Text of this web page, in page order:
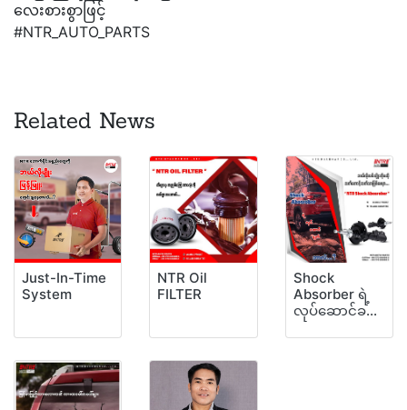
လေးစားစွာဖြင့်
#NTR_AUTO_PARTS
Related News
Just-In-Time
System
NTR Oil
FILTER
Shock
Absorber ရဲ့
လုပ်‌ဆောင်ခ...